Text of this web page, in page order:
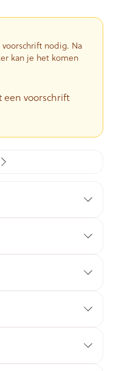
nodig. Na
kan je het komen
een voorschrift